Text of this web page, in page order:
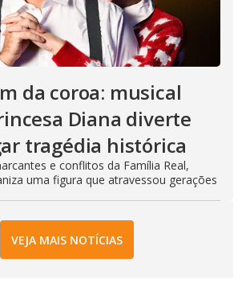
da coroa: musical
Diana diverte
tragédia histórica
e conflitos da Família Real,
uma figura que atravessou gerações
VEJA MAIS NOTÍCIAS